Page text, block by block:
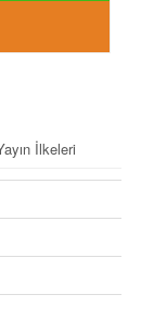
İlkeleri